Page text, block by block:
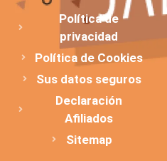
Política de
privacidad
Política de Cookies
Sus datos seguros
Declaración
Afiliados
Sitemap